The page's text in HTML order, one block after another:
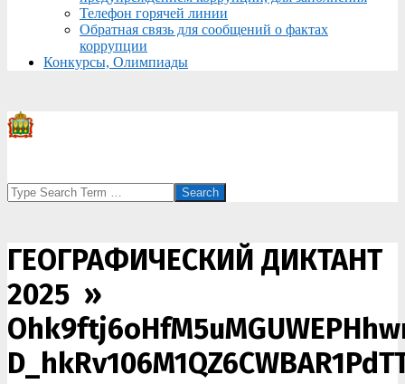
Телефон горячей линии
Обратная связь для сообщений о фактах
коррупции
Конкурсы, Олимпиады
Search
ГЕОГРАФИЧЕСКИЙ ДИКТАНТ
2025 »